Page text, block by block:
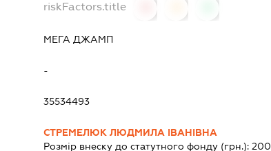
riskFactors.title
МЕГА ДЖАМП
-
35534493
СТРЕМЕЛЮК ЛЮДМИЛА ІВАНІВНА
Розмір внеску до статутного фонду (грн.):200